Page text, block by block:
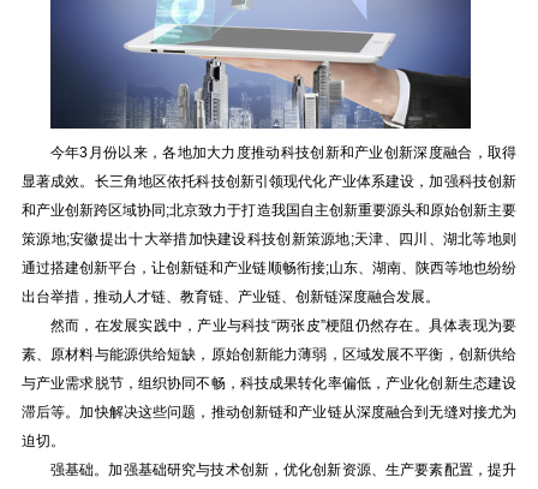
今年3月份以来，各地加大力度推动科技创新和产业创新深度融合，取得
显著成效。长三角地区依托科技创新引领现代化产业体系建设，加强科技创新
和产业创新跨区域协同;北京致力于打造我国自主创新重要源头和原始创新主要
策源地;安徽提出十大举措加快建设科技创新策源地;天津、四川、湖北等地则
通过搭建创新平台，让创新链和产业链顺畅衔接;山东、湖南、陕西等地也纷纷
出台举措，推动人才链、教育链、产业链、创新链深度融合发展。
然而，在发展实践中，产业与科技“两张皮”梗阻仍然存在。具体表现为要
素、原材料与能源供给短缺，原始创新能力薄弱，区域发展不平衡，创新供给
与产业需求脱节，组织协同不畅，科技成果转化率偏低，产业化创新生态建设
滞后等。加快解决这些问题，推动创新链和产业链从深度融合到无缝对接尤为
迫切。
强基础。加强基础研究与技术创新，优化创新资源、生产要素配置，提升